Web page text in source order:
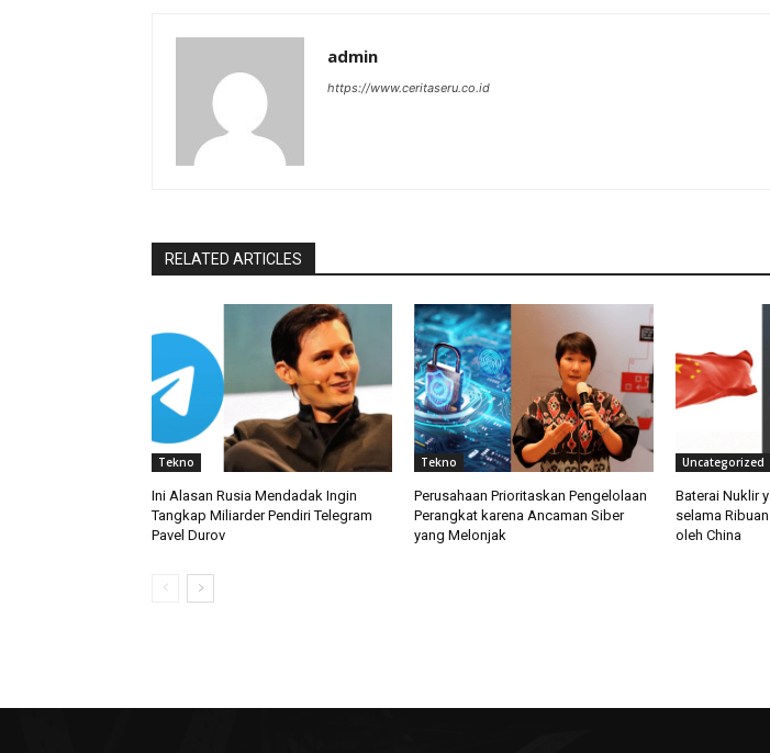
admin
https://www.ceritaseru.co.id
RELATED ARTICLES
Tekno
Ini Alasan Rusia Mendadak Ingin
Tangkap Miliarder Pendiri Telegram
Pavel Durov
Tekno
Perusahaan Prioritaskan Pengelolaan
Perangkat karena Ancaman Siber
yang Melonjak
Uncategorized
Baterai Nuklir
selama
oleh China